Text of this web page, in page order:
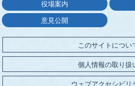
役場案内
意見公開
このサイトについ
個人情報の取り扱
ウェブアクセシビリ